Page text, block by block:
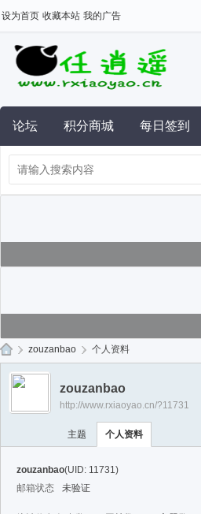
设为首页 收藏本站 我的广告
论坛 积分商城 每日签到
任
遥
› zouzanbao › 个人资料
zouzanbao
http://www.rxiaoyao.cn/?11731
主题 个人资料
zouzanbao(UID: 11731)
邮箱状态
未验证